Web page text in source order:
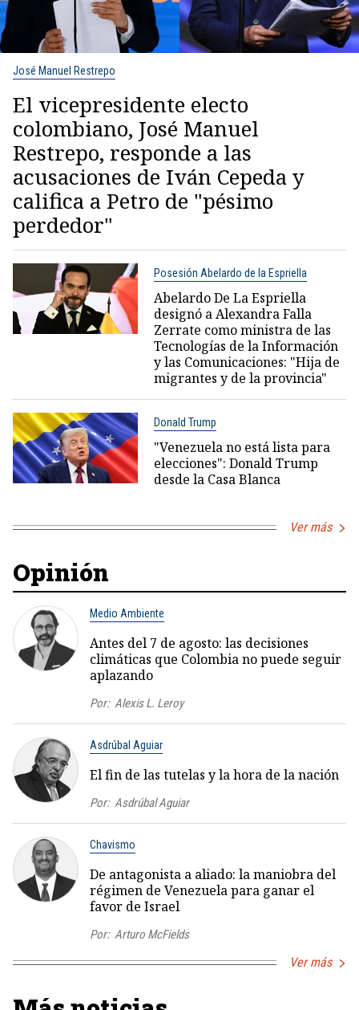
José Manuel Restrepo
El vicepresidente electo
colombiano, José Manuel
Restrepo, responde a las
acusaciones de Iván Cepeda y
califica a Petro de "pésimo
perdedor"
Posesión Abelardo de la Espriella
Abelardo De La Espriella
designó a Alexandra Falla
Zerrate como ministra de las
Tecnologías de la Información
y las Comunicaciones: "Hija de
migrantes y de la provincia"
Donald Trump
"Venezuela no está lista para
elecciones": Donald Trump
desde la Casa Blanca
Ver más
Opinión
Medio Ambiente
Antes del 7 de agosto: las decisiones
climáticas que Colombia no puede seguir
aplazando
Por: Alexis L. Leroy
Asdrúbal Aguiar
El fin de las tutelas y la hora de la nación
Por: Asdrúbal Aguiar
Chavismo
De antagonista a aliado: la maniobra del
régimen de Venezuela para ganar el
favor de Israel
Por: Arturo McFields
Ver más